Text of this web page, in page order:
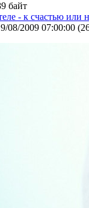
байт
- к счастью или
08/2009 07:00:00 (